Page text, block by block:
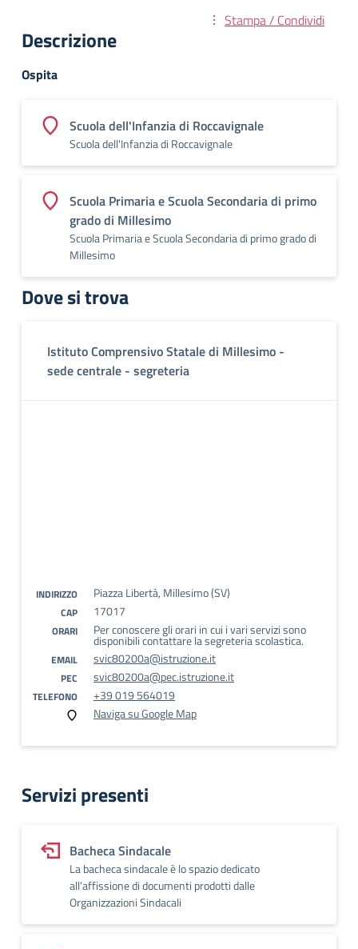
Stampa / Condividi
Descrizione
Ospita
Scuola dell'Infanzia di Roccavignale
Scuola dell'Infanzia di Roccavignale
Scuola Primaria e Scuola Secondaria di primo
grado di Millesimo
Scuola Primaria e Scuola Secondaria di primo grado di
Millesimo
Dove si trova
Istituto Comprensivo Statale di Millesimo -
sede centrale - segreteria
INDIRIZZO Piazza Libertà, Millesimo (SV)
CAP 17017
ORARI Per conoscere gli orari in cui i vari servizi sono
disponibili contattare la segreteria scolastica.
EMAIL svic80200a@istruzione.it
PEC svic80200a@pec.istruzione.it
TELEFONO
+39 019 564019
Naviga su Google Map
Servizi presenti
Bacheca Sindacale
La bacheca sindacale è lo spazio dedicato
all’affissione di documenti prodotti dalle
Organizzazioni Sindacali